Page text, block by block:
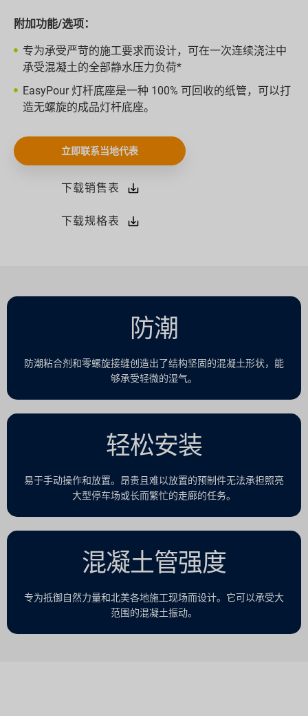
附加功能/选项：
专为承受严苛的施工要求而设计，可在一次连续浇注中
承受混凝土的全部静水压力负荷*
EasyPour 灯杆底座是一种 100% 可回收的纸管，可以打
造无螺旋的成品灯杆底座。
立即联系当地代表
下载销售表
下载规格表
防潮
防潮粘合剂和零螺旋接缝创造出了结构坚固的混凝土形状，能
够承受轻微的湿气。
轻松安装
易于手动操作和放置。昂贵且难以放置的预制件无法承担照亮
大型停车场或长而繁忙的走廊的任务。
混凝土管强度
专为抵御自然力量和北美各地施工现场而设计。它可以承受大
范围的混凝土振动。